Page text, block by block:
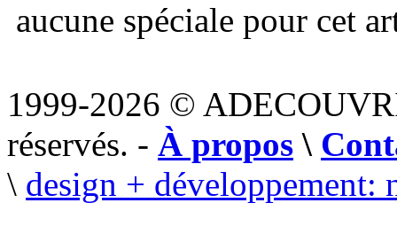
aucune spéciale pour cet
1999-2026 ©
réservés. - À propos \
\ design + développement: